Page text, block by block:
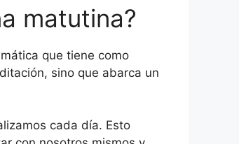
matutina?
que tiene como
sino que abarca un
cada día. Esto